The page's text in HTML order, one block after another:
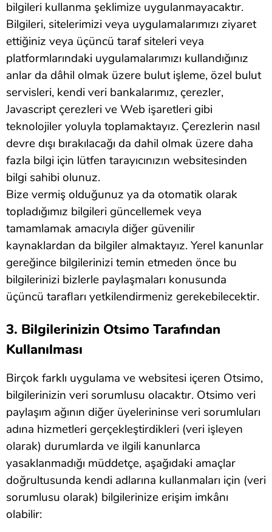
bilgileri kullanma şeklimize uygulanmayacaktır.
Bilgileri, sitelerimizi veya uygulamalarımızı ziyaret
ettiğiniz veya üçüncü taraf siteleri veya
platformlarındaki uygulamalarımızı kullandığınız
anlar da dâhil olmak üzere bulut işleme, özel bulut
servisleri, kendi veri bankalarımız, çerezler,
Javascript çerezleri ve Web işaretleri gibi
teknolojiler yoluyla toplamaktayız. Çerezlerin nasıl
devre dışı bırakılacağı da dahil olmak üzere daha
fazla bilgi için lütfen tarayıcınızın websitesinden
bilgi sahibi olunuz.
Bize vermiş olduğunuz ya da otomatik olarak
topladığımız bilgileri güncellemek veya
tamamlamak amacıyla diğer güvenilir
kaynaklardan da bilgiler almaktayız. Yerel kanunlar
gereğince bilgilerinizi temin etmeden önce bu
bilgilerinizi bizlerle paylaşmaları konusunda
üçüncü tarafları yetkilendirmeniz gerekebilecektir.
3. Bilgilerinizin Otsimo Tarafından
Kullanılması
Birçok farklı uygulama ve websitesi içeren Otsimo,
bilgilerinizin veri sorumlusu olacaktır. Otsimo veri
paylaşım ağının diğer üyelerininse veri sorumluları
adına hizmetleri gerçekleştirdikleri (veri işleyen
olarak) durumlarda ve ilgili kanunlarca
yasaklanmadığı müddetçe, aşağıdaki amaçlar
doğrultusunda kendi adlarına kullanmaları için (veri
sorumlusu olarak) bilgilerinize erişim imkânı
olabilir: